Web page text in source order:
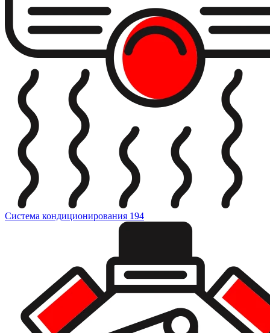
Система кондиционирования 194